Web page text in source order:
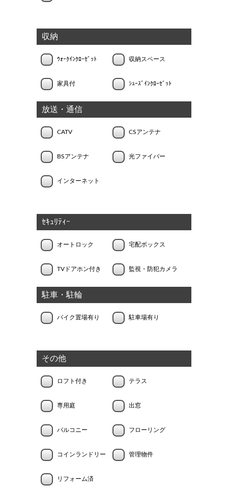
収納
ｳｫｰｸｲﾝｸﾛｰｾﾞｯﾄ 収納スペース
家具付 ｼｭｰｽﾞｲﾝｸﾛｰｾﾞｯﾄ
放送・通信
CATV CSアンテナ
BSアンテナ 光ファイバー
インターネット
ｾｷｭﾘﾃｨｰ
オートロック 宅配ボックス
TVドアホン付き 監視・防犯カメラ
駐車・駐輪
バイク置場有り 駐車場有り
その他
ロフト付き テラス
専用庭 出窓
バルコニー フローリング
コインランドリー 管理物件
リフォーム済